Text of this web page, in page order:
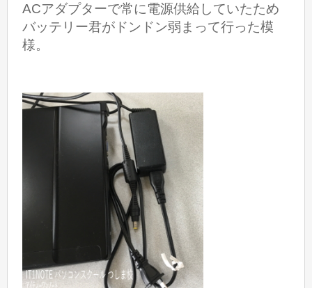
ACアダプターで常に電源供給していたため
バッテリー君がドンドン弱まって行った模
様。